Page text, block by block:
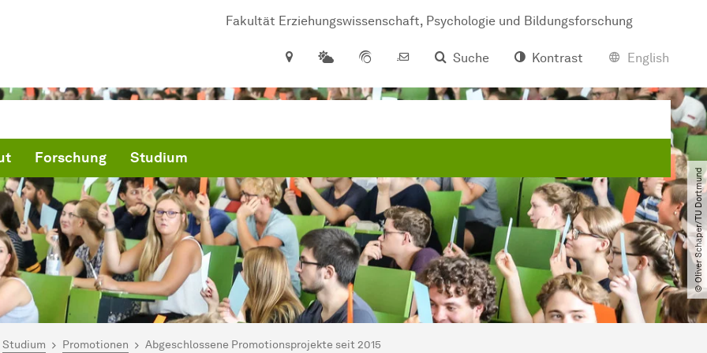
Fa­kul­tät Er­zie­hungs­wis­sen­schaft, Psy­cho­lo­gie und Bil­dungs­for­schung
Suche
Kontrast English
Forschung Studium
© Oliver Schaper​/​TU Dortmund
hier:
Studium Promotionen Abgeschlossene Promotionsprojekte seit 2015